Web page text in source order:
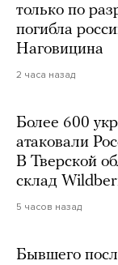
только по
погибла
Наговицина
2 часа назад
Более 600
атаковали
В Тверской
склад
5 часов назад
Бывшего